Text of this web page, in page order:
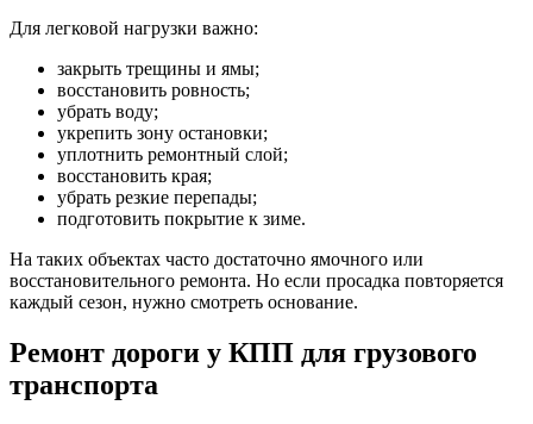
Для легковой нагрузки важно:
закрыть трещины и ямы;
восстановить ровность;
убрать воду;
укрепить зону остановки;
уплотнить ремонтный слой;
восстановить края;
убрать резкие перепады;
подготовить покрытие к зиме.
На таких объектах часто достаточно ямочного или
восстановительного ремонта. Но если просадка повторяется
каждый сезон, нужно смотреть основание.
Ремонт дороги у КПП для грузового
транспорта